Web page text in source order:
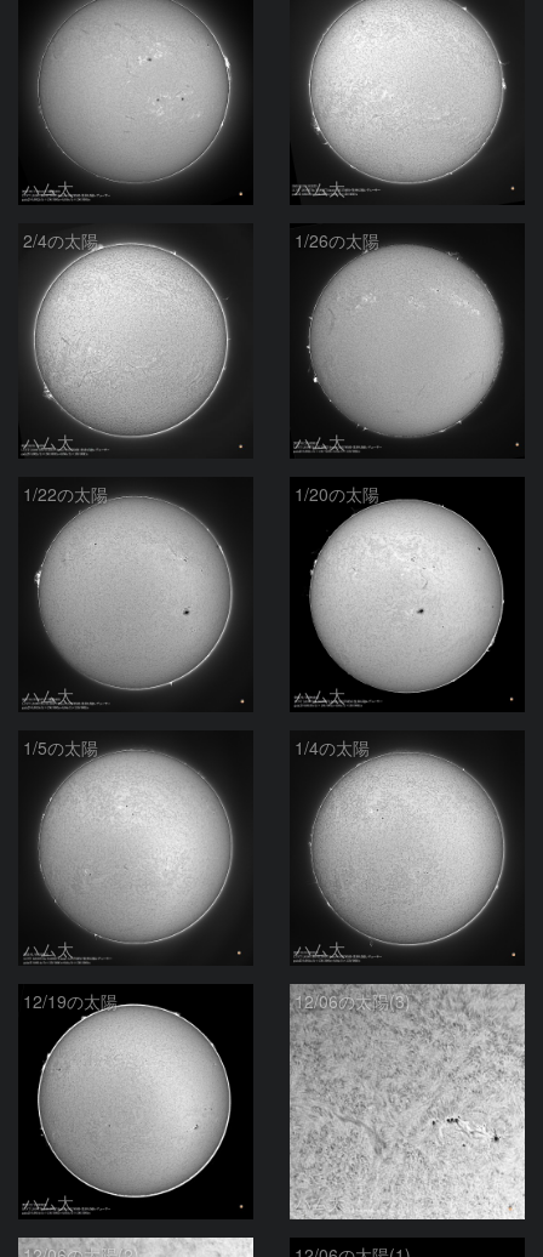
ハム太 ハム太
2/4の太陽
ハム太
1/26の太陽
ハム太
1/22の太陽
ハム太
1/20の太陽
ハム太
1/5の太陽
ハム太
1/4の太陽
ハム太
12/19の太陽
ハム太
12/06の太陽(3)
ハム太